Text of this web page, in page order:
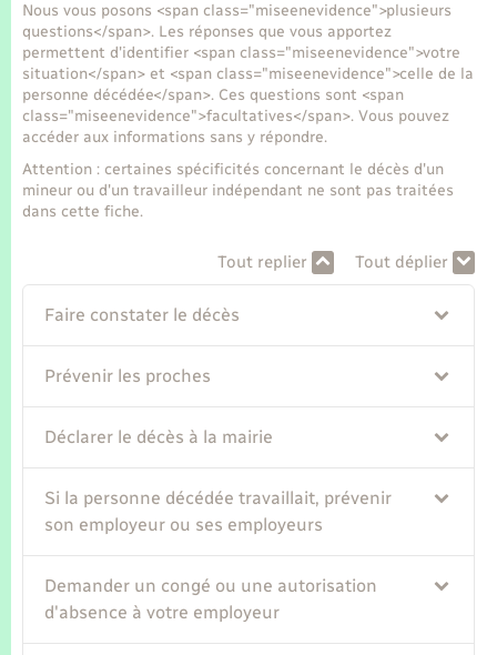
Nous vous posons <span class="miseenevidence">plusieurs
questions</span>. Les réponses que vous apportez
permettent d'identifier <span class="miseenevidence">votre
situation</span> et <span class="miseenevidence">celle de la
personne décédée</span>. Ces questions sont <span
class="miseenevidence">facultatives</span>. Vous pouvez
accéder aux informations sans y répondre.
Attention : certaines spécificités concernant le décès d'un
mineur ou d'un travailleur indépendant ne sont pas traitées
dans cette fiche.
Tout replier Tout déplier
Faire constater le décès
Prévenir les proches
Déclarer le décès à la mairie
Si la personne décédée travaillait, prévenir
son employeur ou ses employeurs
Demander un congé ou une autorisation
d'absence à votre employeur